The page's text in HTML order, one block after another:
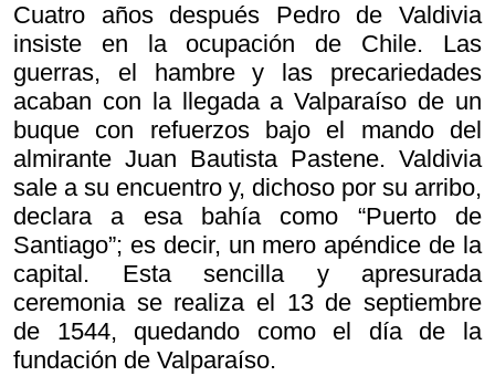
Cuatro años después Pedro de Valdivia
insiste en la ocupación de Chile. Las
guerras, el hambre y las precariedades
acaban con la llegada a Valparaíso de un
buque con refuerzos bajo el mando del
almirante Juan Bautista Pastene. Valdivia
sale a su encuentro y, dichoso por su arribo,
declara a esa bahía como “Puerto de
Santiago”; es decir, un mero apéndice de la
capital. Esta sencilla y apresurada
ceremonia se realiza el 13 de septiembre
de 1544, quedando como el día de la
fundación de Valparaíso.